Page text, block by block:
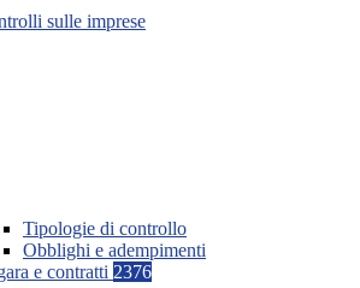
sulle imprese
Tipologie di controllo
Obblighi e adempimenti
e contratti 2376